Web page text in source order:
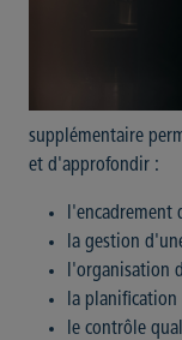
supplémentaire
et d'approfondir :
l'encadrement
la gestion
l'organisation
la planification
le contrôle